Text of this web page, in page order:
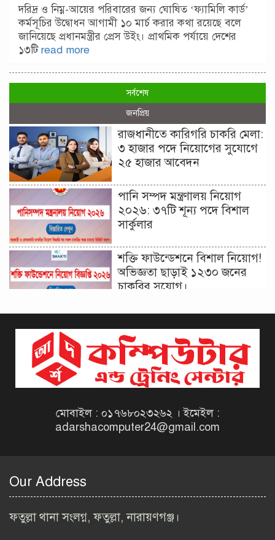
দরিদ্র ও নিম্ন-আয়ের পরিবারের জন্য ঘোষিত ‘ফ্যামিলি কার্ড’
কর্মসূচির উদ্বোধন আগামী ১০ মার্চ করার কথা রয়েছে বলে
জানিয়েছে প্রধানমন্ত্রীর প্রেস উইং। প্রাথমিক পর্যায়ে দেশের
১৩টিread more
সর্বশেষ
জনপ্রিয়
রাজধানীতে কারিগরি চাকরি মেলা:
৩ হাজার পদে নিয়োগের সুযোগে
২৫ হাজার আবেদন
পানি সম্পদ মন্ত্রণালয় নিয়োগ
২০২৬: ৩৭টি শূন্য পদে বিশাল
সার্কুলার
শক্তি ফাউন্ডেশনে বিশাল নিয়োগ!
অভিজ্ঞতা ছাড়াই ১২৩০ জনের
চাকরির সুযোগ।
বিজ্ঞপ্তি ২০২৬ | Taxes Zone
Dinajpur Job Circular 2026
বেসরকারি সংস্থা সেতু (SETU)
Job Circular 2026
২০২৬ | BIWTA Job Circular
মোবাইল : ০১৭৬৮০২৩২৬২ । ইমেইল :
adarshacomputer24@gmail.com
Our Address
ফতুল্লা থানা সংলগ্ন, ফতুল্লা, নারায়ণগঞ্জ।